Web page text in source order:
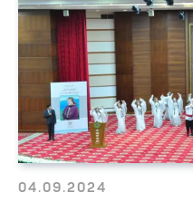
04.09.2024